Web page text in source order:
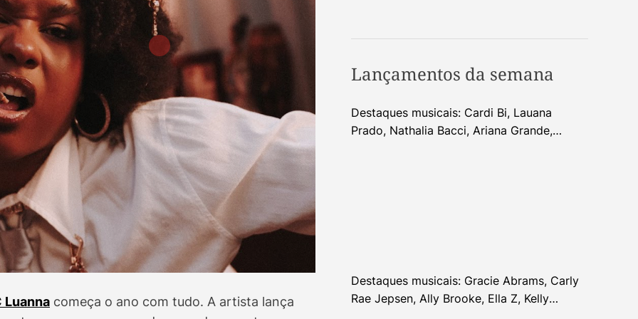
Luanna começa o ano com tudo. A artista lança
Lançamentos da semana
Destaques musicais: Cardi Bi, Lauana
Prado, Nathalia Bacci, Ariana Grande,
Destaques musicais: Gracie Abrams, Carly
Rae Jepsen, Ally Brooke, Ella Z, Kelly